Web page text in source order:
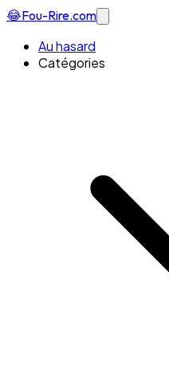
😂Fou-Rire.com
Au hasard
Catégories